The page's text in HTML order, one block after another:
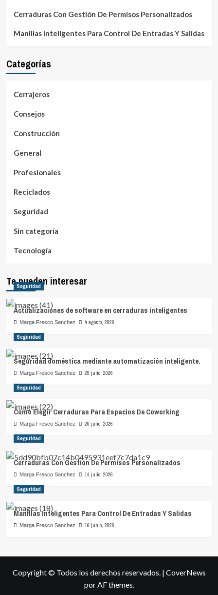
Cerraduras Con Gestión De Permisos Personalizados
Manillas Inteligentes Para Control De Entradas Y Salidas
Categorías
Cerrajeros
Consejos
Construcción
General
Profesionales
Reciclados
Seguridad
Sin categoría
Tecnología
Te pueden interesar
Seguridad
Actualizaciones de software en cerraduras inteligentes
Marga Fresco Sanchez 4 agosto, 2026
Seguridad
Seguridad doméstica mediante automatización inteligente.
Marga Fresco Sanchez 29 julio, 2026
Seguridad
Cómo Elegir Cerraduras Para Espacios De Coworking
Marga Fresco Sanchez 20 julio, 2026
Seguridad
Cerraduras Con Gestión De Permisos Personalizados
Marga Fresco Sanchez 14 julio, 2026
Seguridad
Manillas Inteligentes Para Control De Entradas Y Salidas
Marga Fresco Sanchez 16 junio, 2026
Copyright © Todos los derechos reservados. | CoverNews
por AF themes.